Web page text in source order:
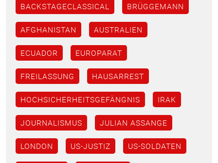
BACKSTAGECLASSICAL BRÜGGEMANN
AFGHANISTAN AUSTRALIEN
ECUADOR EUROPARAT
FREILASSUNG HAUSARREST
HOCHSICHERHEITSGEFÄNGNIS IRAK
JOURNALISMUS JULIAN ASSANGE
LONDON US-JUSTIZ US-SOLDATEN